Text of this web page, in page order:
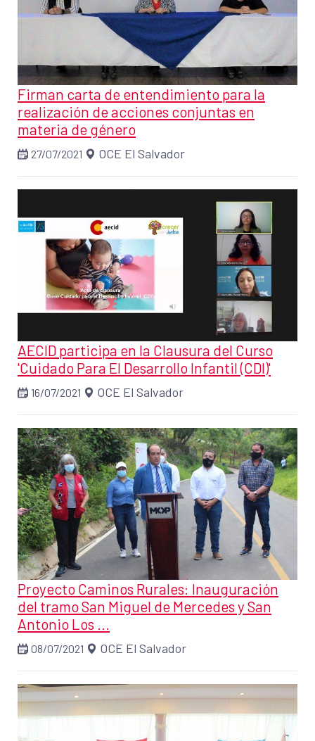
Firman carta de entendimiento para la
realización de acciones conjuntas en
materia de género
27/07/2021 OCE El Salvador
AECID participa en la Clausura del Curso
'Cuidado Para El Desarrollo Infantil (CDI)'
16/07/2021 OCE El Salvador
Proyecto Caminos Rurales: Inauguración
del tramo San Miguel de Mercedes y San
Antonio Los ...
08/07/2021 OCE El Salvador